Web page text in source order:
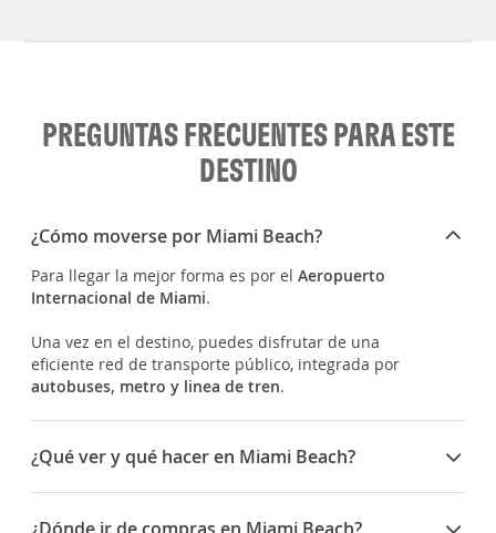
PREGUNTAS FRECUENTES PARA ESTE
DESTINO
¿Cómo moverse por Miami Beach?
Para llegar la mejor forma es por el Aeropuerto
Internacional de Miami.
Una vez en el destino, puedes disfrutar de una
eficiente red de transporte público, integrada por
autobuses, metro y linea de tren.
¿Qué ver y qué hacer en Miami Beach?
South Beach, es el atractivo turístico por excelencia
de este destino. Aúna playas de ensueño, gente